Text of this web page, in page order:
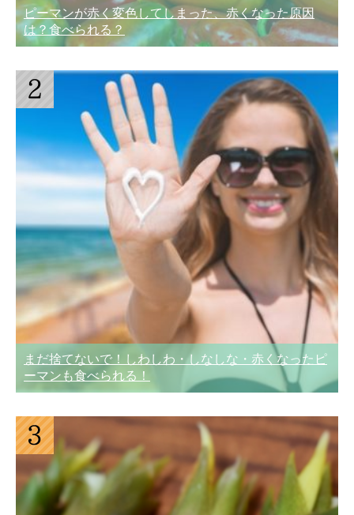
ピーマンが赤く変色してしまった、赤くなった原因
は？食べられる？
まだ捨てないで！しわしわ・しなしな・赤くなったピ
ーマンも食べられる！